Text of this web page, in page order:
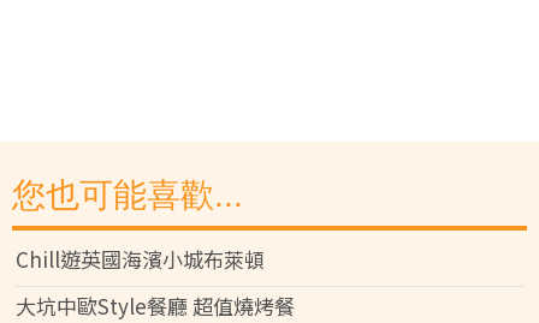
您也可能喜歡...
Chill遊英國海濱小城布萊頓
大坑中歐Style餐廳 超值燒烤餐